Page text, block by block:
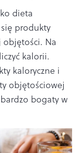
dieta
produkty
objętości. Na
kalorii.
kaloryczne i
objętościowej
bogaty w